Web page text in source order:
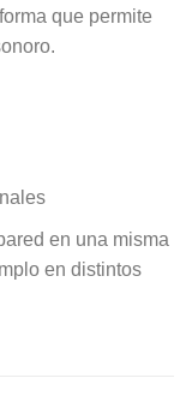
que permite
en una misma
en distintos